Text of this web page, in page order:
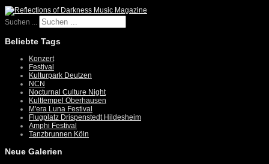
Suchen ...
Beliebte Tags
Konzert
Festival
Kulturpark Deutzen
NCN
Nocturnal Culture Night
Kulttempel Oberhausen
M'era Luna Festival
Flugplatz Drispenstedt Hildesheim
Amphi Festival
Tanzbrunnen Köln
Neue Galerien